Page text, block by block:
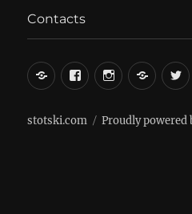
Contacts
вКонтакте
FacebookInstagram
stotski.com Proudly powered